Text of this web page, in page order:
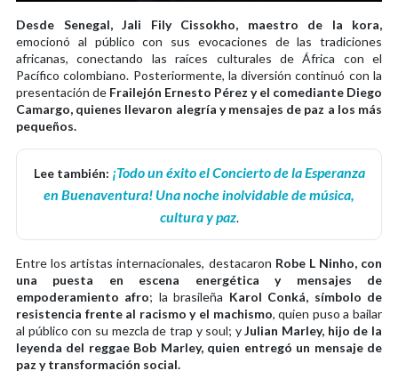
Desde Senegal, Jali Fily Cissokho, maestro de la kora,
emocionó al público con sus evocaciones de las tradiciones
africanas, conectando las raíces culturales de África con el
Pacífico colombiano. Posteriormente, la diversión continuó con la
presentación de Frailejón Ernesto Pérez y el comediante Diego
Camargo, quienes llevaron alegría y mensajes de paz a los más
pequeños.
Lee también: ¡Todo un éxito el Concierto de la Esperanza
en Buenaventura! Una noche inolvidable de música,
cultura y paz.
Entre los artistas internacionales, destacaron Robe L Ninho, con
una puesta en escena energética y mensajes de
empoderamiento afro; la brasileña Karol Conká, símbolo de
resistencia frente al racismo y el machismo, quien puso a bailar
al público con su mezcla de trap y soul; yJulian Marley, hijo de la
leyenda del reggae Bob Marley, quien entregó un mensaje de
paz y transformación social.